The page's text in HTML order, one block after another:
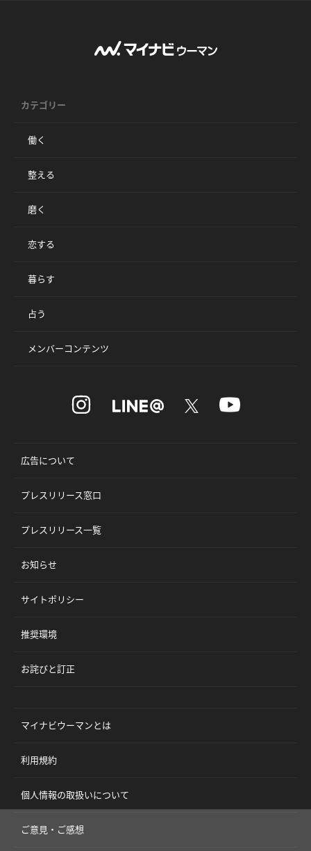
カテゴリー
働く
整える
磨く
恋する
暮らす
占う
メンバーコンテンツ
広告について
プレスリリース窓口
プレスリリース一覧
お知らせ
サイトポリシー
推奨環境
お詫びと訂正
マイナビウーマンとは
利用規約
個人情報の取扱いについて
ご意見・ご感想